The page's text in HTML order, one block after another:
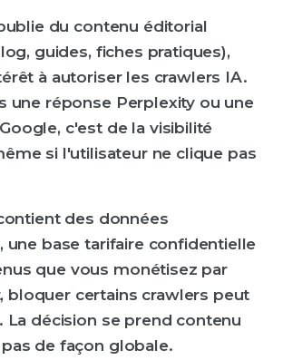
du contenu éditorial
guides, fiches pratiques),
à autoriser les crawlers IA.
une réponse Perplexity ou une
c'est de la visibilité
si l'utilisateur ne clique pas
des données
une base tarifaire confidentielle
que vous monétisez par
bloquer certains crawlers peut
La décision se prend contenu
de façon globale.